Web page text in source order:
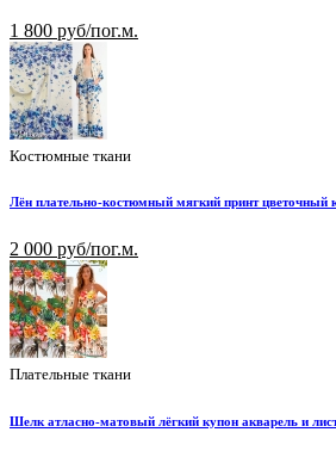
1 800 руб/пог.м.
Костюмные ткани
Лён плательно-костюмный мягкий принт цветочный
2 000 руб/пог.м.
Плательные ткани
Шелк атласно-матовый лёгкий купон акварель и